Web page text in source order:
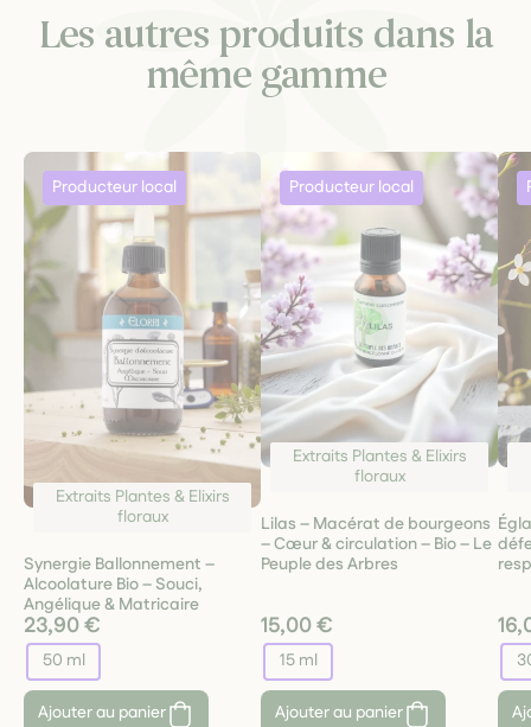
Les autres produits dans la
même gamme
Extraits Plantes & Elixirs
floraux
Synergie Ballonnement –
Alcoolature Bio – Souci,
Angélique & Matricaire
23,90 €
50 ml
Ajouter au panier
Extraits Plantes & Elixirs
floraux
Lilas – Macérat de bourgeons
– Cœur & circulation – Bio – Le
Peuple des Arbres
15,00 €
15 ml
Ajouter au panier